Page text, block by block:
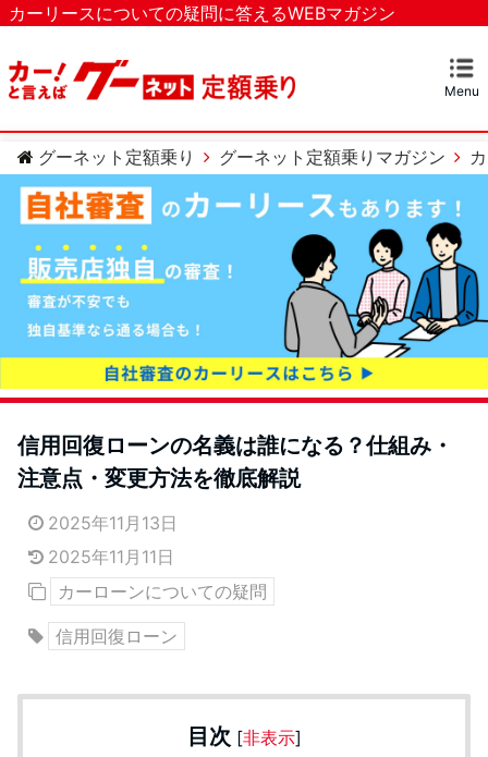
カーリースについての疑問に答えるWEBマガジン
Menu
マガジンTOP
カーリースとは？
ベストなカーリースを探す
カテゴリー
カーリースについての疑問
カーローンについての疑問
車のメンテナンスについての疑問
グーネット定額乗り
グーネット定額乗りマガジン
信用回復ローンの名義は誰になる？仕組み・
注意点・変更方法を徹底解説
2025年11月13日
2025年11月11日
カーローンについての疑問
信用回復ローン
目次 [非表示]